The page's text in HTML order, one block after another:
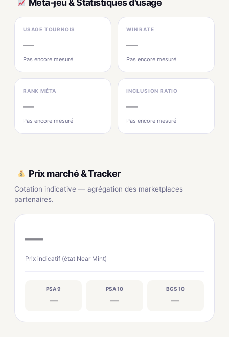
Méta-jeu & Statistiques d'usage
USAGE TOURNOIS
—
Pas encore mesuré
WIN RATE
—
Pas encore mesuré
RANK MÉTA
—
Pas encore mesuré
INCLUSION RATIO
—
Pas encore mesuré
Prix marché & Tracker
Cotation indicative — agrégation des marketplaces
partenaires.
—
Prix indicatif (état Near Mint)
PSA 9
—
PSA 10
—
BGS 10
—